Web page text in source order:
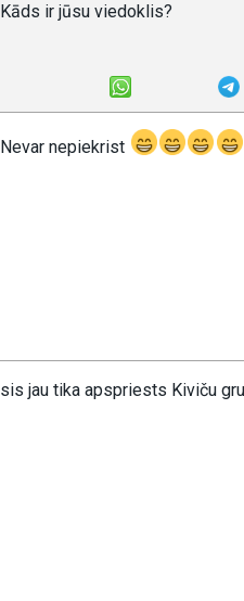
Kāds ir jūsu viedoklis?
Nevar nepiekrist
sis jau tika apspriests Kiviču